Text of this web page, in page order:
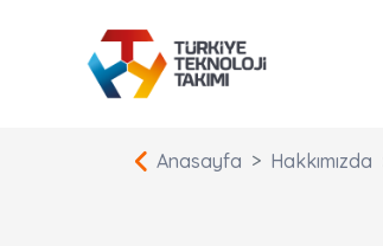
Anasayfa Hakkımızda